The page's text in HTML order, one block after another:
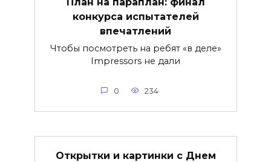
конкурса испытателей
впечатлений
Чтобы посмотреть на ребят «в деле»
Impressors не дали
0 234
Открытки и картинки с Днем